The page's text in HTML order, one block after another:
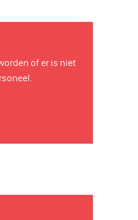
of er is niet